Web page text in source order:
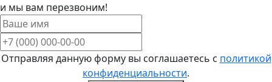
и мы вам перезвоним!
Отправляя данную форму вы соглашаетесь с политикой
конфиденциальности.